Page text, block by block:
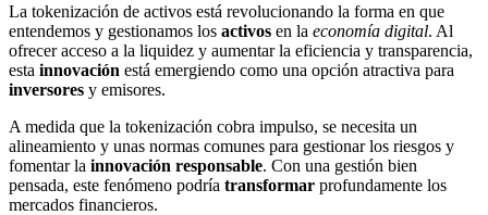
La tokenización de activos está revolucionando la forma en que
entendemos y gestionamos los activos en la economía digital. Al
ofrecer acceso a la liquidez y aumentar la eficiencia y transparencia,
esta innovación está emergiendo como una opción atractiva para
inversores y emisores.
A medida que la tokenización cobra impulso, se necesita un
alineamiento y unas normas comunes para gestionar los riesgos y
fomentar la innovación responsable. Con una gestión bien
pensada, este fenómeno podría transformar profundamente los
mercados financieros.